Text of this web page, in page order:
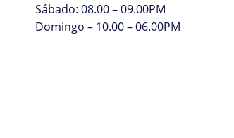
Sábado: 08.00 – 09.00PM
Domingo – 10.00 – 06.00PM